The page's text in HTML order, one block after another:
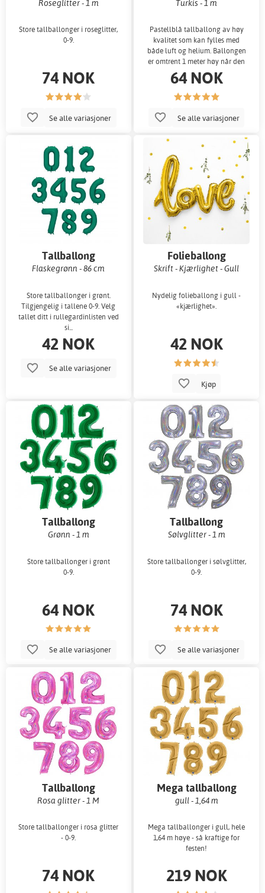
Roseglitter - 1 m
Store tallballonger i roseglitter,
0-9.
74 NOK
Se alle variasjoner
Turkis - 1 m
Pastellblå tallballong av høy
kvalitet som kan fylles med
både luft og helium. Ballongen
er omtrent 1 meter høy når den
er oppb
64 NOK
Se alle variasjoner
Tallballong
Flaskegrønn - 86 cm
Store tallballonger i grønt.
Tilgjengelig i tallene 0-9. Velg
tallet ditt i rullegardinlisten ved
si...
42 NOK
Se alle variasjoner
Folieballong
Skrift - Kjærlighet - Gull
Nydelig folieballong i gull -
«kjærlighet».
42 NOK
Kjøp
Tallballong
Grønn - 1 m
Store tallballonger i grønt
0-9.
64 NOK
Se alle variasjoner
Tallballong
Sølvglitter - 1 m
Store tallballonger i sølvglitter,
0-9.
74 NOK
Se alle variasjoner
Tallballong
Rosa glitter - 1 M
Store tallballonger i rosa glitter
- 0-9.
74 NOK
Mega tallballong
gull - 1,64 m
Mega tallballonger i gull, hele
1,64 m høye - så kraftige for
festen!
219 NOK